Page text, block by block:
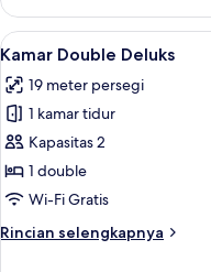
Kamar
Double
Standar
Lihat
semua
foto
untuk
Kamar
Double
Deluks
13
Kamar Double Deluks
19 meter persegi
1 kamar tidur
Kapasitas 2
1 double
Wi-Fi Gratis
Rincian selengkapnya
Rincian